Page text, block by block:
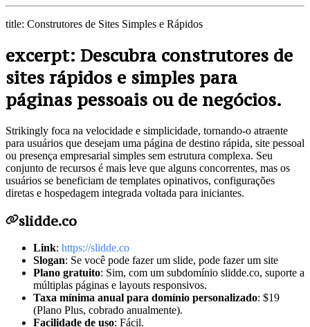
title: Construtores de Sites Simples e Rápidos
excerpt: Descubra construtores de
sites rápidos e simples para
páginas pessoais ou de negócios.
Strikingly foca na velocidade e simplicidade, tornando-o atraente
para usuários que desejam uma página de destino rápida, site pessoal
ou presença empresarial simples sem estrutura complexa. Seu
conjunto de recursos é mais leve que alguns concorrentes, mas os
usuários se beneficiam de templates opinativos, configurações
diretas e hospedagem integrada voltada para iniciantes.
slidde.co
Link: https://slidde.co
Slogan: Se você pode fazer um slide, pode fazer um site
Plano gratuito: Sim, com um subdomínio slidde.co, suporte a
múltiplas páginas e layouts responsivos.
Taxa mínima anual para domínio personalizado: $19
(Plano Plus, cobrado anualmente).
Facilidade de uso: Fácil.